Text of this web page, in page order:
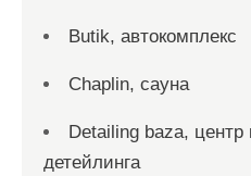
Butik, автокомплекс
Chaplin, сауна
Detailing baza, центр
детейлинга